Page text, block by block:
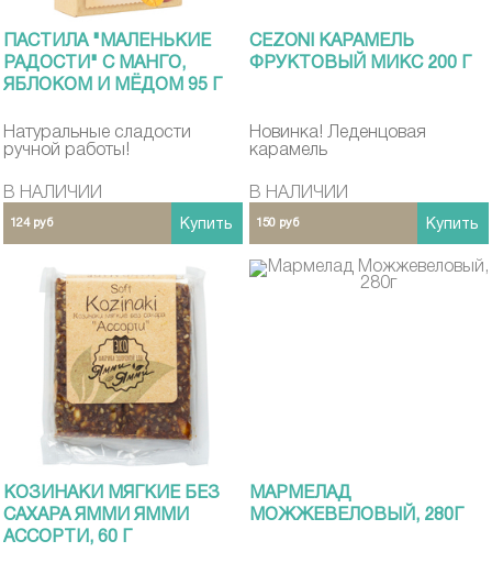
ПАСТИЛА "МАЛЕНЬКИЕ
РАДОСТИ" С МАНГО,
ЯБЛОКОМ И МЁДОМ 95 Г
Натуральные сладости
ручной работы!
В НАЛИЧИИ
124 руб Купить
CEZONI КАРАМЕЛЬ
ФРУКТОВЫЙ МИКС 200 Г
Новинка! Леденцовая
карамель
В НАЛИЧИИ
150 руб Купить
КОЗИНАКИ МЯГКИЕ БЕЗ
САХАРА ЯММИ ЯММИ
АССОРТИ, 60 Г
МАРМЕЛАД
МОЖЖЕВЕЛОВЫЙ, 280Г